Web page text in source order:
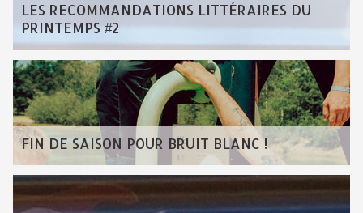
LES RECOMMANDATIONS LITTÉRAIRES DU
PRINTEMPS #2
FIN DE SAISON POUR BRUIT BLANC !